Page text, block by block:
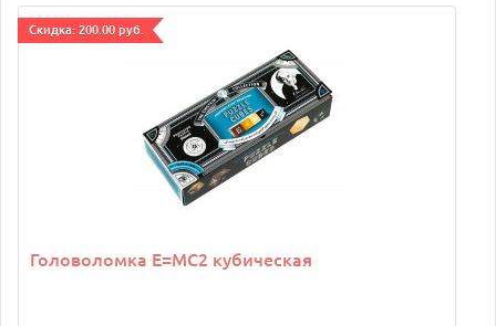
Cкидка: 200.00 руб.
Головоломка E=MC2 кубическая